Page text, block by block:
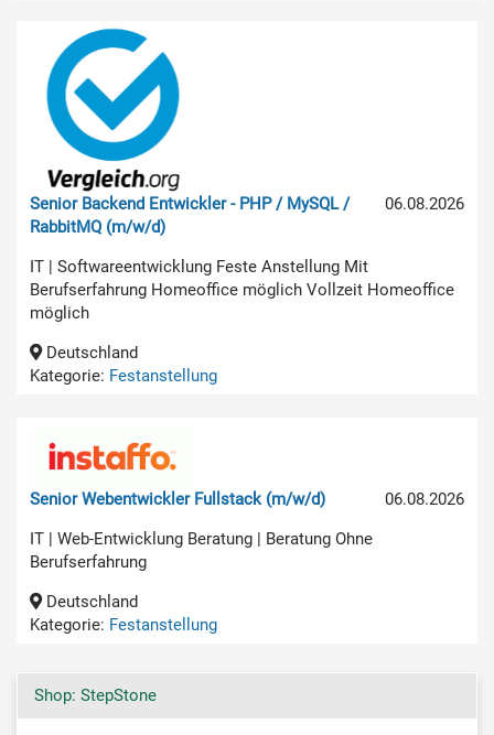
06.08.2026
Senior Backend Entwickler - PHP / MySQL /
RabbitMQ (m/w/d)
IT | Softwareentwicklung Feste Anstellung Mit
Berufserfahrung Homeoffice möglich Vollzeit Homeoffice
möglich
Deutschland
Kategorie: Festanstellung
06.08.2026
Senior Webentwickler Fullstack (m/w/d)
IT | Web-Entwicklung Beratung | Beratung Ohne
Berufserfahrung
Deutschland
Kategorie: Festanstellung
Shop: StepStone